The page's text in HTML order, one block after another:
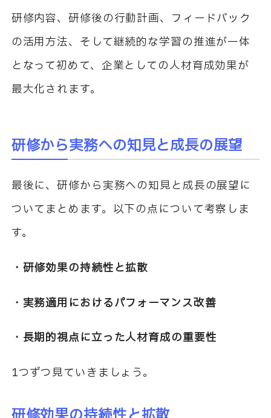
研修内容、研修後の行動計画、フィードバック
の活用方法、そして継続的な学習の推進が一体
となって初めて、企業としての人材育成効果が
最大化されます。
研修から実務への知見と成長の展望
最後に、研修から実務への知見と成長の展望に
ついてまとめます。以下の点について考察しま
す。
・研修効果の持続性と拡散
・実務適用におけるパフォーマンス改善
・長期的視点に立った人材育成の重要性
1つずつ見ていきましょう。